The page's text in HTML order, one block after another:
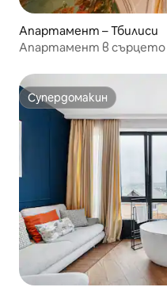
Апартамент – Тбилиси
Апартамент в
Супердомакин
Супердомакин